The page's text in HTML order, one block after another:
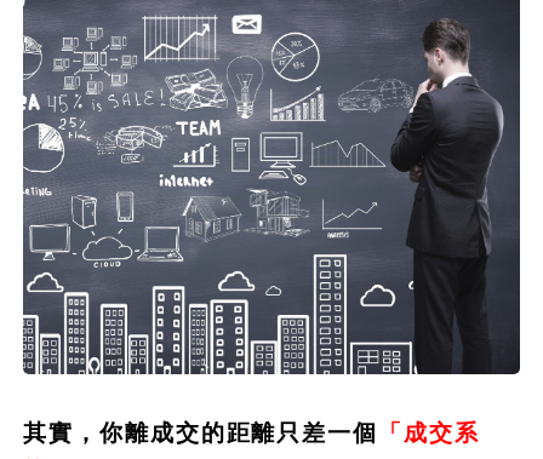
其實，你離成交的距離只差一個 「成交系